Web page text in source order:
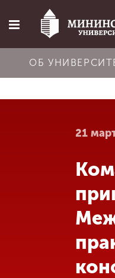
Главная
Об университете
Абитуриенту
Обучение
ОБ
21